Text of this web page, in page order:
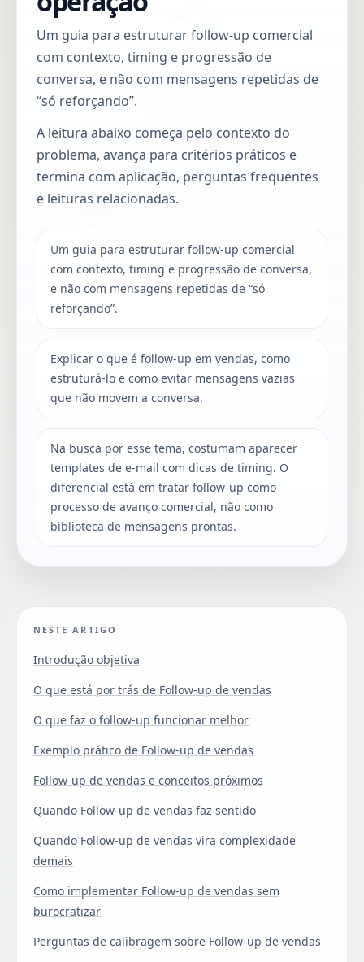
Um guia para estruturar follow-up comercial
com contexto, timing e progressão de
conversa, e não com mensagens repetidas de
“só reforçando”.
A leitura abaixo começa pelo contexto do
problema, avança para critérios práticos e
termina com aplicação, perguntas frequentes
e leituras relacionadas.
Um guia para estruturar follow-up comercial
com contexto, timing e progressão de conversa,
e não com mensagens repetidas de “só
reforçando”.
Explicar o que é follow-up em vendas, como
estruturá-lo e como evitar mensagens vazias
que não movem a conversa.
Na busca por esse tema, costumam aparecer
templates de e-mail com dicas de timing. O
diferencial está em tratar follow-up como
processo de avanço comercial, não como
biblioteca de mensagens prontas.
NESTE ARTIGO
Introdução objetiva
O que está por trás de Follow-up de vendas
O que faz o follow-up funcionar melhor
Exemplo prático de Follow-up de vendas
Follow-up de vendas e conceitos próximos
Quando Follow-up de vendas faz sentido
Quando Follow-up de vendas vira complexidade
demais
Como implementar Follow-up de vendas sem
burocratizar
Perguntas de calibragem sobre Follow-up de vendas